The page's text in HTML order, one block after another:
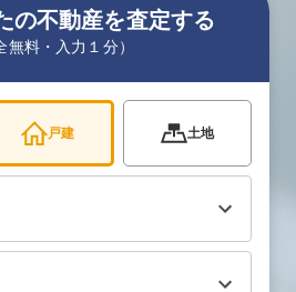
の不動産を査定する
無料・入力１分）
戸建 土地